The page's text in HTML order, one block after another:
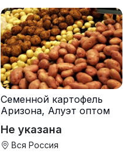
Семенной картофель
Аризона, Алуэт оптом
Не указана
Вся Россия